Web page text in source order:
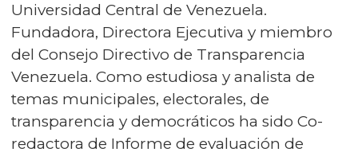
Universidad Central de Venezuela.
Fundadora, Directora Ejecutiva y miembro
del Consejo Directivo de Transparencia
Venezuela. Como estudiosa y analista de
temas municipales, electorales, de
transparencia y democráticos ha sido Co-
redactora de Informe de evaluación de